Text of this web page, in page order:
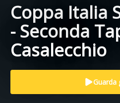
Coppa Italia
- Seconda
Casalecchio
Guarda